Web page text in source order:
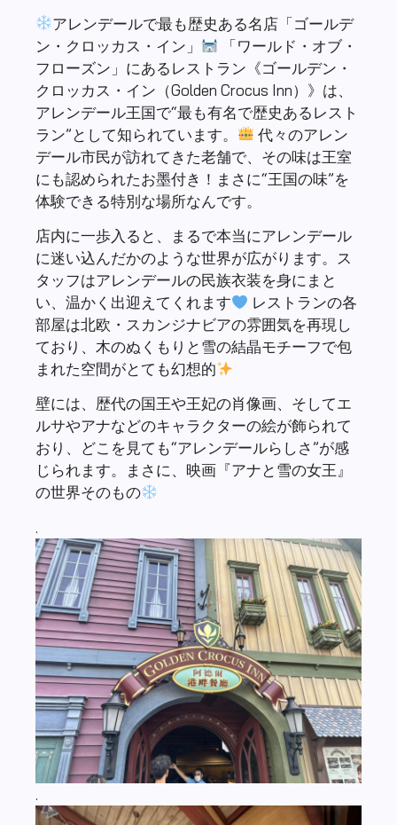
アレンデールで最も歴史ある名店「ゴールデ
ン・クロッカス・イン」
「ワールド・オブ・
フローズン」にあるレストラン《ゴールデン・
クロッカス・イン（Golden Crocus Inn）》は、
アレンデール王国で“最も有名で歴史あるレスト
ラン”として知られています。
代々のアレン
デール市民が訪れてきた老舗で、その味は王室
にも認められたお墨付き！まさに“王国の味”を
体験できる特別な場所なんです。
店内に一歩入ると、まるで本当にアレンデール
に迷い込んだかのような世界が広がります。ス
タッフはアレンデールの民族衣装を身にまと
い、温かく出迎えてくれます
レストランの各
部屋は北欧・スカンジナビアの雰囲気を再現し
ており、木のぬくもりと雪の結晶モチーフで包
まれた空間がとても幻想的
壁には、歴代の国王や王妃の肖像画、そしてエ
ルサやアナなどのキャラクターの絵が飾られて
おり、どこを見ても“アレンデールらしさ”が感
じられます。まさに、映画『アナと雪の女王』
の世界そのもの
.
.